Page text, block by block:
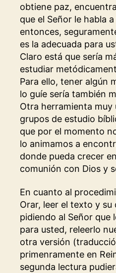
obtiene paz,
que el Señor le habla
entonces,
es la adecuada para
Claro está que sería
estudiar
Para ello, tener algún
lo guíe sería también
Otra herramienta muy
grupos de estudio
que por el momento
lo animamos a
donde pueda crecer
comunión con Dios y
En cuanto al
Orar, leer el texto y
pidiendo al Señor que
para usted, releerlo
otra versión
primenramente en
segunda lectura